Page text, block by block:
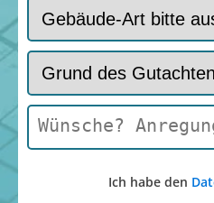
Ich habe den